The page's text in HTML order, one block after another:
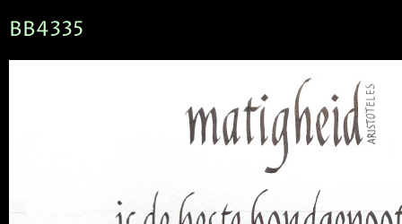
BB4335